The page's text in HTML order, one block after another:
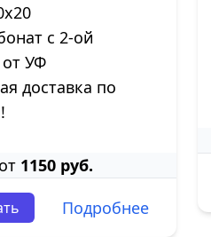
с 2-ой
УФ
доставка по
от 1150 руб.
Подробнее